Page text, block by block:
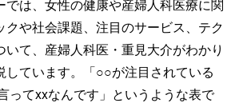
では、女性の健康や産婦人科医療に関
クや社会課題、注目のサービス、テク
いて、産婦人科医・重見大介がわかり
しています。「○○が注目されている
ってxxなんです」というような表で